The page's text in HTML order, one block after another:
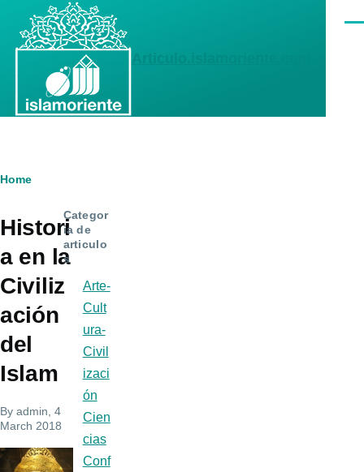
Skip to main content
Breadcrumb
Home
Histori
a en la
Civiliz
ación
del
Islam
By admin , 4
March 2018
Categor
ia de
articulo
s
Arte-
Cult
ura-
Civil
izaci
ón
Cien
cias
Conf